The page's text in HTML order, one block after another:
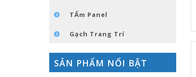
TẤm Panel
Gạch Trang Trí
SẢN PHẨM NỔI BẬT